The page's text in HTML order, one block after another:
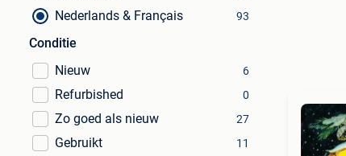
Nederlands & Français 93
Conditie
Nieuw
6
Refurbished 0
Zo goed als nieuw 27
Gebruikt 11